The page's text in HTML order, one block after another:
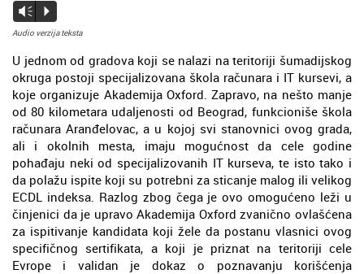
Vm
P
Audio verzija teksta
U jednom od gradova koji se nalazi na teritoriji šumadijskog
okruga postoji specijalizovana škola računara i IT kursevi, a
koje organizuje Akademija Oxford. Zapravo, na nešto manje
od 80 kilometara udaljenosti od Beograd, funkcioniše škola
računara Aranđelovac, a u kojoj svi stanovnici ovog grada,
ali i okolnih mesta, imaju mogućnost da cele godine
pohađaju neki od specijalizovanih IT kurseva, te isto tako i
da polažu ispite koji su potrebni za sticanje malog ili velikog
ECDL indeksa. Razlog zbog čega je ovo omogućeno leži u
činjenici da je upravo Akademija Oxford zvanično ovlašćena
za ispitivanje kandidata koji žele da postanu vlasnici ovog
specifičnog sertifikata, a koji je priznat na teritoriji cele
Evrope i validan je dokaz o poznavanju korišćenja